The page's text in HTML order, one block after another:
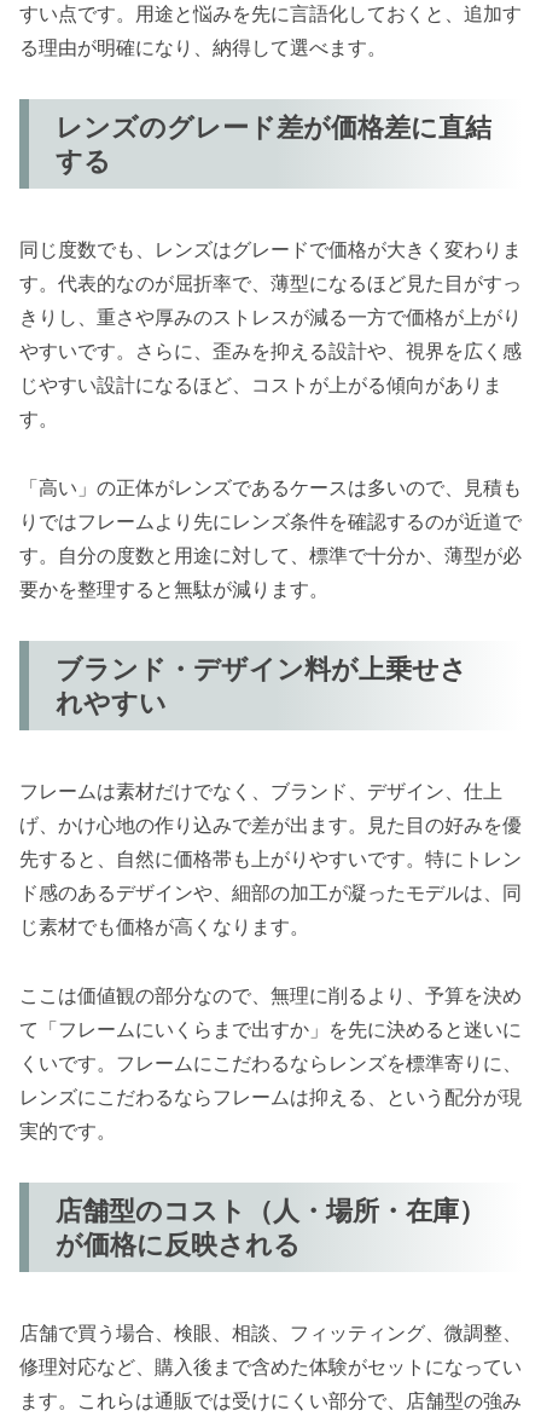
すい点です。用途と悩みを先に言語化しておくと、追加す
る理由が明確になり、納得して選べます。
レンズのグレード差が価格差に直結
する
同じ度数でも、レンズはグレードで価格が大きく変わりま
す。代表的なのが屈折率で、薄型になるほど見た目がすっ
きりし、重さや厚みのストレスが減る一方で価格が上がり
やすいです。さらに、歪みを抑える設計や、視界を広く感
じやすい設計になるほど、コストが上がる傾向がありま
す。
「高い」の正体がレンズであるケースは多いので、見積も
りではフレームより先にレンズ条件を確認するのが近道で
す。自分の度数と用途に対して、標準で十分か、薄型が必
要かを整理すると無駄が減ります。
ブランド・デザイン料が上乗せさ
れやすい
フレームは素材だけでなく、ブランド、デザイン、仕上
げ、かけ心地の作り込みで差が出ます。見た目の好みを優
先すると、自然に価格帯も上がりやすいです。特にトレン
ド感のあるデザインや、細部の加工が凝ったモデルは、同
じ素材でも価格が高くなります。
ここは価値観の部分なので、無理に削るより、予算を決め
て「フレームにいくらまで出すか」を先に決めると迷いに
くいです。フレームにこだわるならレンズを標準寄りに、
レンズにこだわるならフレームは抑える、という配分が現
実的です。
店舗型のコスト（人・場所・在庫）
が価格に反映される
店舗で買う場合、検眼、相談、フィッティング、微調整、
修理対応など、購入後まで含めた体験がセットになってい
ます。これらは通販では受けにくい部分で、店舗型の強み